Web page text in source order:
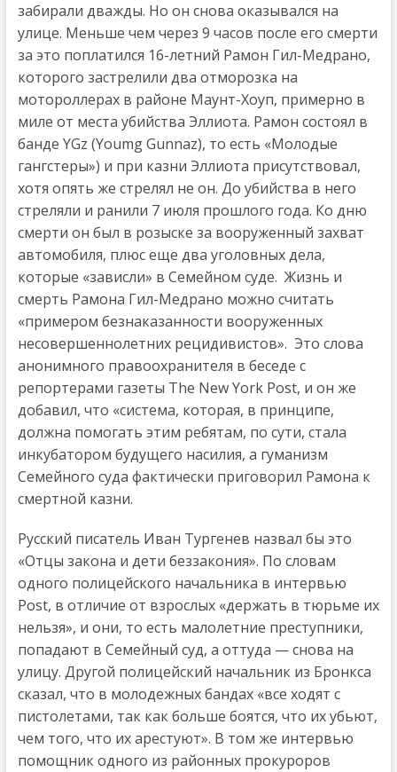
забирали дважды. Но он снова оказывался на
улице. Меньше чем через 9 часов после его смерти
за это поплатился 16-летний Рамон Гил-Медрано,
которого застрелили два отморозка на
мотороллерах в районе Маунт-Хоуп, примерно в
миле от места убийства Эллиота. Рамон состоял в
банде YGz (Youmg Gunnaz), то есть «Молодые
гангстеры») и при казни Эллиота присутствовал,
хотя опять же стрелял не он. До убийства в него
стреляли и ранили 7 июля прошлого года. Ко дню
смерти он был в розыске за вооруженный захват
автомобиля, плюс еще два уголовных дела,
которые «зависли» в Семейном суде. Жизнь и
смерть Рамона Гил-Медрано можно считать
«примером безнаказанности вооруженных
несовершеннолетних рецидивистов». Это слова
анонимного правоохранителя в беседе с
репортерами газеты The New York Post, и он же
добавил, что «система, которая, в принципе,
должна помогать этим ребятам, по сути, стала
инкубатором будущего насилия, а гуманизм
Семейного суда фактически приговорил Рамона к
смертной казни.
Русский писатель Иван Тургенев назвал бы это
«Отцы закона и дети беззакония». По словам
одного полицейского начальника в интервью
Post, в отличие от взрослых «держать в тюрьме их
нельзя», и они, то есть малолетние преступники,
попадают в Семейный суд, а оттуда — снова на
улицу. Другой полицейский начальник из Бронкса
сказал, что в молодежных бандах «все ходят с
пистолетами, так как больше боятся, что их убьют,
чем того, что их арестуют». В том же интервью
помощник одного из районных прокуроров